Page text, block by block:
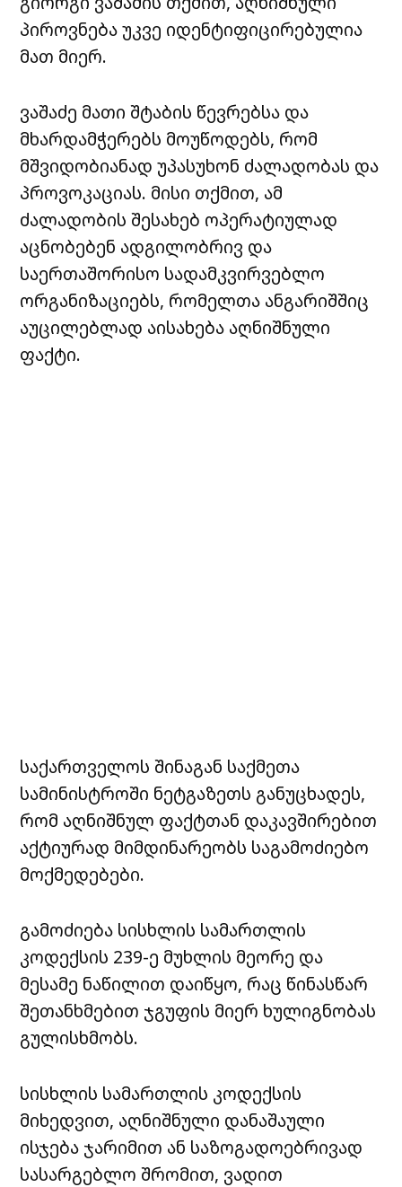
პიროვნება უკვე იდენტიფიცირებულია
მათ მიერ.
ვაშაძე მათი შტაბის წევრებსა და
მხარდამჭერებს მოუწოდებს, რომ
მშვიდობიანად უპასუხონ ძალადობას და
პროვოკაციას. მისი თქმით, ამ
ძალადობის შესახებ ოპერატიულად
აცნობებენ ადგილობრივ და
საერთაშორისო სადამკვირვებლო
ორგანიზაციებს, რომელთა ანგარიშშიც
აუცილებლად აისახება აღნიშნული
ფაქტი.
საქართველოს შინაგან საქმეთა
სამინისტროში ნეტგაზეთს განუცხადეს,
რომ აღნიშნულ ფაქტთან დაკავშირებით
აქტიურად მიმდინარეობს საგამოძიებო
მოქმედებები.
გამოძიება სისხლის სამართლის
კოდექსის 239-ე მუხლის მეორე და
მესამე ნაწილით დაიწყო, რაც წინასწარ
შეთანხმებით ჯგუფის მიერ ხულიგნობას
გულისხმობს.
სისხლის სამართლის კოდექსის
მიხედვით, აღნიშნული დანაშაული
ისჯება ჯარიმით ან საზოგადოებრივად
სასარგებლო შრომით, ვადით